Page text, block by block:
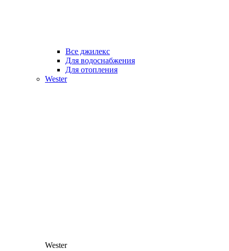
Все джилекс
Для водоснабжения
Для отопления
Wester
Wester